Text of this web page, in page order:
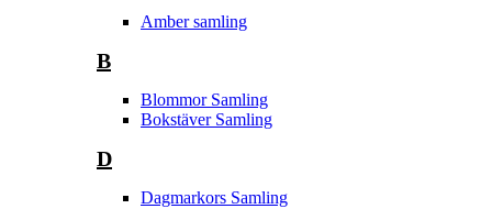
Amber samling
B
Blommor Samling
Bokstäver Samling
D
Dagmarkors Samling